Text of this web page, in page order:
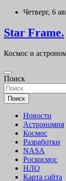
Перейти
содержимому
Четверг, 6
Star Frame.
Космос и
Поиск
Поиск
Новости
Астрономия
Космос
Разработки
NASA
Роскосмос
НЛО
Карта сайта